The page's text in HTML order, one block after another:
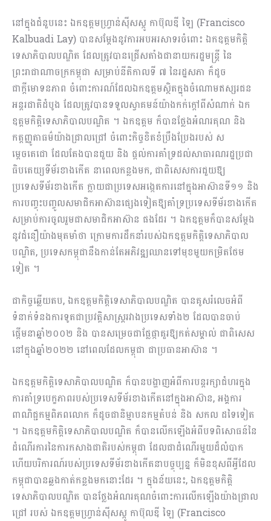
នៅក្នុងជំនួបនេះ ឯកឧត្តមហ្វ្រាន់ស៊ីសស្កូ កាប៊ុលឌី ឡៃ (Francisco
Kalbuadi Lay) បានសម្តែងនូវការអបអរសាទរចំពោះ ឯកឧត្តមកិត្តិ
ទេសាភិបាលបណ្ឌិត ដែលត្រូវបានជ្រើសតាំងជានាយករដ្ឋមន្រ្តី នៃ
ព្រះរាជាណាចក្រកម្ពុជា សម្រាប់នីតិកាលទី ៧ នៃរដ្ឋសភា ក៏ដូច
ជាក្តីមោទនភាព ចំពោះការណ៍ដែលឯកឧត្តមស្ថិតក្នុងចំណោមឥស្សរជន
អន្តរជាតិដំបូង ដែលត្រូវបានទទួលស្វាគមន៍យ៉ាងកក់ក្តៅពីសំណាក់ ឯក
ឧត្តមកិត្តិទេសាភិបាលបណ្ឌិត ។ ឯកឧត្តម ក៏បានថ្លែងអំណរគុណ និង
កត្តញ្ញូតាធម៌យ៉ាងជ្រាលជ្រៅ ចំពោះកិច្ចខិតខំប្រឹងប្រែងរបស់ ស
ម្តេចតេជោ ដែលតែងបានជួយ និង ផ្តល់ការគាំទ្រដល់សាធារណរដ្ឋប្រជា
ធិបតេយ្យទីម័រខាងកើត នាពេលកន្លងមក, ជាពិសេសការជួយឱ្យ
ប្រទេសទីម័រខាងកើត ក្លាយជាប្រទេសអង្កេតការនៅក្នុងអាស៊ានទី១១ និង
ការបញ្ចុះបញ្ចូលសមាជិកអាស៊ានផ្សេងទៀតឱ្យគាំទ្រប្រទេសទីម័រខាងកើត
សម្រាប់ការចូលរួមជាសមាជិកអាស៊ាន ផងដែរ ។ ឯកឧត្តមក៏បានសម្តែង
នូវជំនឿយ៉ាងមុតមាំថា ក្រោមការដឹកនាំរបស់ឯកឧត្តមកិត្តិទេសាភិបាល
បណ្ឌិត, ប្រទេសកម្ពុជានឹងកាន់តែអភិវឌ្ឍឈានទៅមុខមួយកម្រិតថែម
ទៀត ។
ជាកិច្ចឆ្លើយតប, ឯកឧត្តមកិតិ្តទេសាភិបាលបណ្ឌិត បានគូសរំលេចអំពី
ទំនាក់ទំនងការទូតជាប្រវត្តិសាស្រ្តរវាងប្រទេសទាំង២ ដែលបានចាប់
ផ្តើមនាឆ្នាំ២០០២ និង បានសម្រេចជាផ្លែផ្កាគួរឱ្យកត់សម្គាល់ ជាពិសេស
នៅក្នុងឆ្នាំ២០២២ នៅពេលដែលកម្ពុជា ជាប្រធានអាស៊ាន ។
ឯកឧត្តមកិតិ្តទេសាភិបាលបណ្ឌិត ក៏បានបង្ហាញអំពីការបន្តរក្សាជំហរក្នុង
ការគាំទ្របេក្ខភាពរបស់ប្រទេសទីម័រខាងកើតនៅក្នុងអាស៊ាន, អង្គការ
ពាណិជ្ជកម្មពិភពលោក ក៏ដូចជានិម្មាបនកម្មតំបន់ និង សកល ដទៃទៀត
។ ឯកឧត្តមកិត្តិទេសាភិបាលបណ្ឌិត ក៏បានលើកឡើងអំពីបទពិសោធន៍នៃ
ដំណើរការនៃការកសាងជាតិរបស់កម្ពុជា ដែលជាដំណើរមួយដ៏លំបាក
ហើយបរិការណ៍របស់ប្រទេសទីម័រខាងកើតនាបច្ចុប្បន្ន ក៏មិនខុសពីអ្វីដែល
កម្ពុជាបានឆ្លងកាត់កន្លងមកនោះដែរ ។ ក្នុងន័យនេះ, ឯកឧត្តមកិត្តិ
ទេសាភិបាលបណ្ឌិត បានថ្លែងអំណរគុណចំពោះការលើកឡើងយ៉ាងជ្រាល
ជ្រៅ របស់ ឯកឧត្តមហ្វ្រាន់ស៊ីសស្កូ កាប៊ុលឌី ឡៃ (Francisco